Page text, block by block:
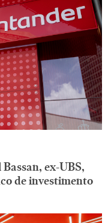
ex-UBS,
de investimento